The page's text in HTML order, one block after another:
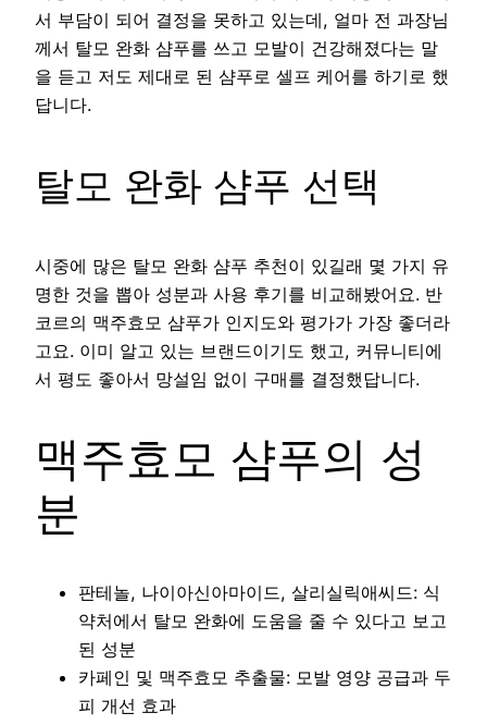
서 부담이 되어 결정을 못하고 있는데, 얼마 전 과장님
께서 탈모 완화 샴푸를 쓰고 모발이 건강해졌다는 말
을 듣고 저도 제대로 된 샴푸로 셀프 케어를 하기로 했
답니다.
탈모 완화 샴푸 선택
시중에 많은 탈모 완화 샴푸 추천이 있길래 몇 가지 유
명한 것을 뽑아 성분과 사용 후기를 비교해봤어요. 반
코르의 맥주효모 샴푸가 인지도와 평가가 가장 좋더라
고요. 이미 알고 있는 브랜드이기도 했고, 커뮤니티에
서 평도 좋아서 망설임 없이 구매를 결정했답니다.
맥주효모 샴푸의 성
분
판테놀, 나이아신아마이드, 살리실릭애씨드: 식
약처에서 탈모 완화에 도움을 줄 수 있다고 보고
된 성분
카페인 및 맥주효모 추출물: 모발 영양 공급과 두
피 개선 효과